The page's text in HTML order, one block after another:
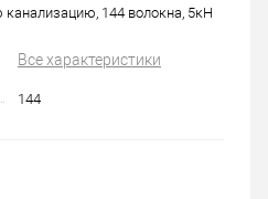
канализацию, 144 волокна, 5кН
Все характеристики
144